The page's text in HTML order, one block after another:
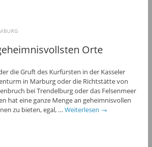
Orte
die Gruft des Kurfürsten in der Kasseler
in Marburg oder die Richtstätte von
bei Trendelburg oder das Felsenmeer
hat eine ganze Menge an geheimnisvollen
zu bieten, egal, … Weiterlesen →